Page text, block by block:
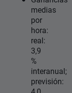
medias
por
hora:
real:
3,9
%
interanual;
previsión: